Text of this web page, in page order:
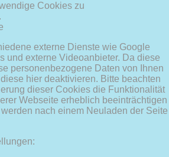
Cookies zu
externe Dienste wie Google
und externe Videoanbieter. Da diese
personenbezogene Daten von Ihnen
hier deaktivieren. Bitte beachten
dieser Cookies die Funktionalität
Webseite erheblich beeinträchtigen
nach einem Neuladen der Seite